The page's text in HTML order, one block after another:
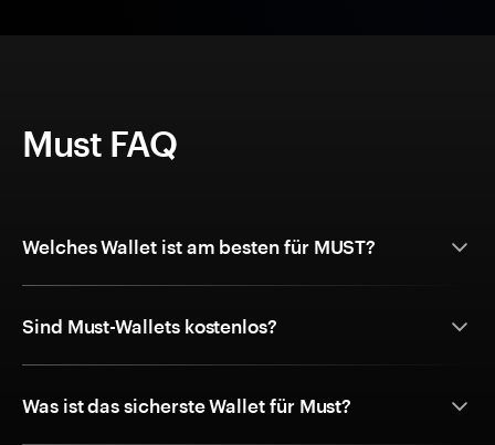
Must FAQ
Welches Wallet ist am besten für MUST?
Sind Must-Wallets kostenlos?
Was ist das sicherste Wallet für Must?